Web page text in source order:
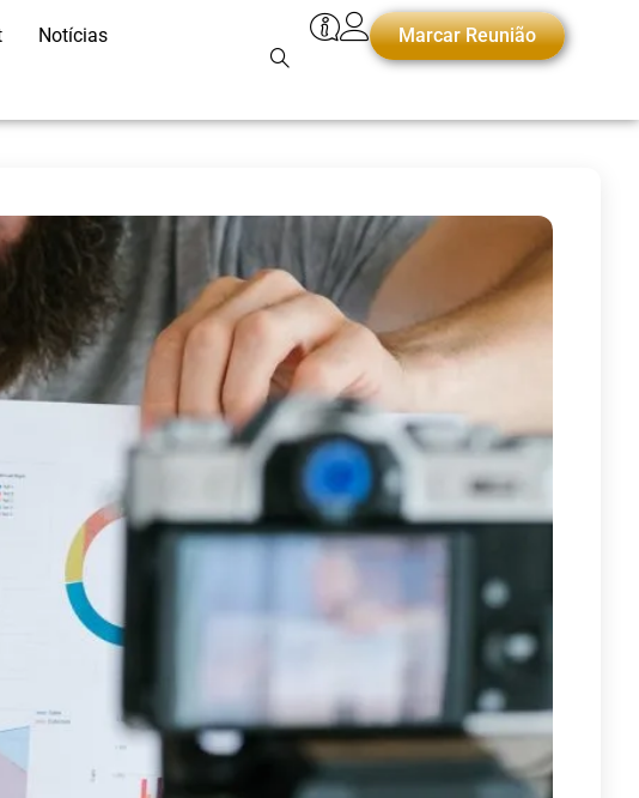
Notícias Marcar Reunião